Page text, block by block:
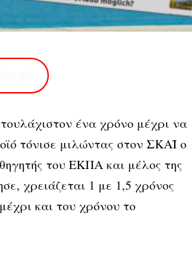
ένα χρόνο μέχρι να
τόνισε μιλώντας στον ΣΚΑΪ ο
του ΕΚΠΑ και μέλος της
χρειάζεται 1 με 1,5 χρόνος
και του χρόνου το